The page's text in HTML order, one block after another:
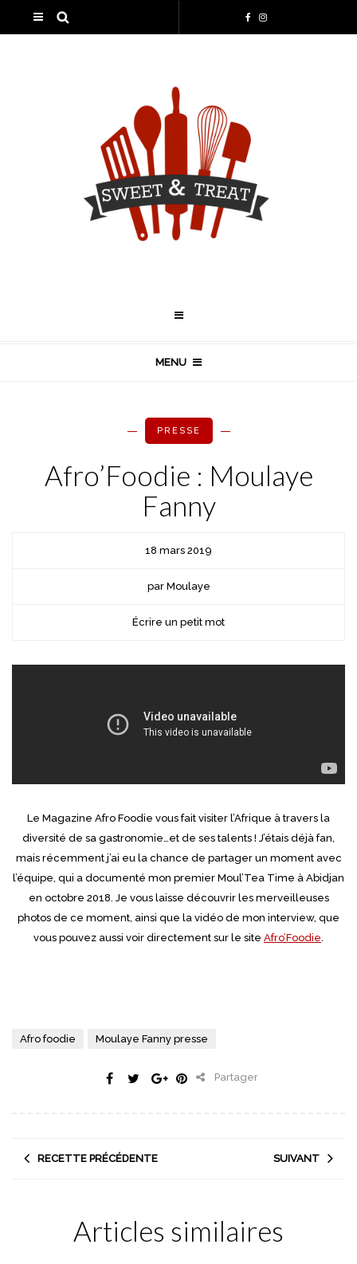
MENU
PRESSE
Afro’Foodie : Moulaye
Fanny
18 mars 2019
par Moulaye
Écrire un petit mot
Le Magazine Afro Foodie vous fait visiter l’Afrique à travers la
diversité de sa gastronomie…et de ses talents ! J’étais déjà fan,
mais récemment j’ai eu la chance de partager un moment avec
l’équipe, qui a documenté mon premier Moul’Tea Time à Abidjan
en octobre 2018. Je vous laisse découvrir les merveilleuses
photos de ce moment, ainsi que la vidéo de mon interview, que
vous pouvez aussi voir directement sur le site Afro’Foodie.
Afro foodie Moulaye Fanny presse
Partager
RECETTE PRÉCÉDENTE SUIVANT
Articles similaires